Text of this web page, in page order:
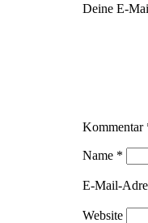
Deine E-
Kommentar
Name *
E-Mail-
Website